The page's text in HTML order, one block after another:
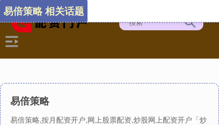
易倍策略
易倍策略,按月配资开户,网上股票配资,炒股网上配资开户「炒
易倍策略 相关话题